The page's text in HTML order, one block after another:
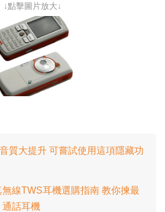
↓點擊圖片放大↓
質大提升 可嘗試使用這項隱藏功
線TWS耳機選購指南 教你揀最
通話耳機